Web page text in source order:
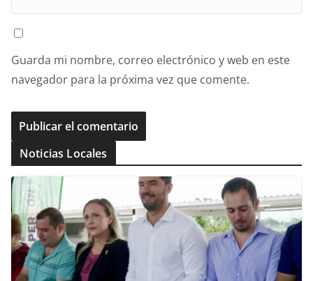
Guarda mi nombre, correo electrónico y web en este
navegador para la próxima vez que comente.
Noticias Locales